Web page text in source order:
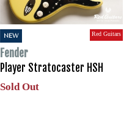
NEW Red Guitars
Fender
Player Stratocaster HSH
Sold Out